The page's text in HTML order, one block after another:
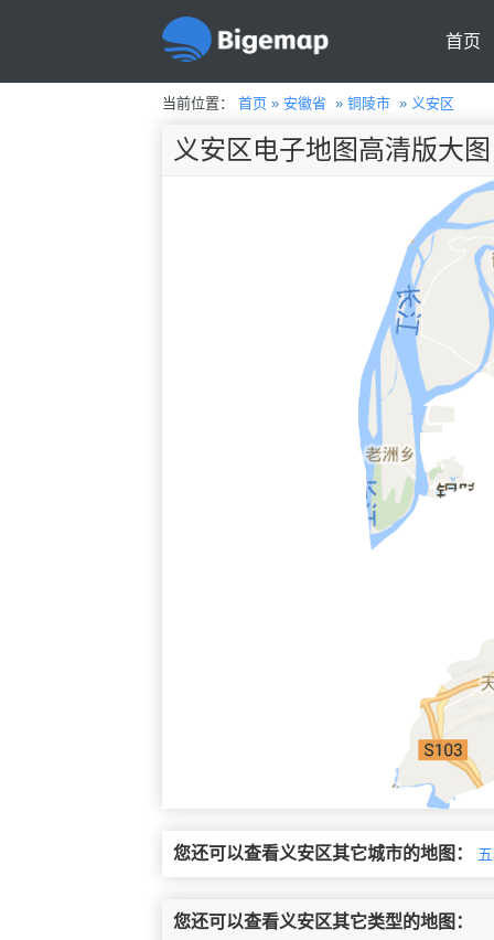
首页
当前位置： 首页» 安徽省 » 铜陵市» 义安区
义安区电子地图高清版大图
您还可以查看义安区其它城市的地图：
您还可以查看义安区其它类型的地图：